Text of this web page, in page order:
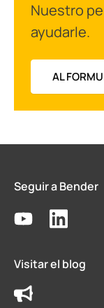
Nuestro
ayudarle.
AL
Seguir a Bender
Visitar el blog